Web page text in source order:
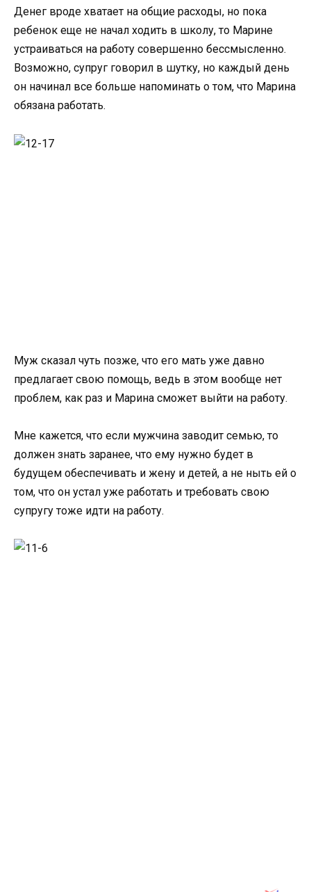
Денег вроде хватает на общие расходы, но пока
ребенок еще не начал ходить в школу, то Марине
устраиваться на работу совершенно бессмысленно.
Возможно, супруг говорил в шутку, но каждый день
он начинал все больше напоминать о том, что Марина
обязана работать.
Муж сказал чуть позже, что его мать уже давно
предлагает свою помощь, ведь в этом вообще нет
проблем, как раз и Марина сможет выйти на работу.
Мне кажется, что если мужчина заводит семью, то
должен знать заранее, что ему нужно будет в
будущем обеспечивать и жену и детей, а не ныть ей о
том, что он устал уже работать и требовать свою
супругу тоже идти на работу.